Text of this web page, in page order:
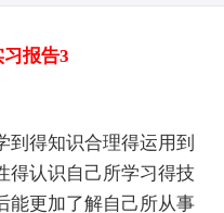
报告3
得知识合理得运用到
得认识自己所学习得技
能更加了解自己所从事